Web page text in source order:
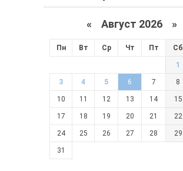
« Август 2026 »
Пн Вт Ср Чт Пт Сб
1
3 4 5 6 7 8
10 11 12 13 14 15
17 18 19 20 21 22
24 25 26 27 28 29
31